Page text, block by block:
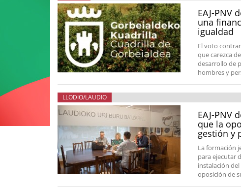
EAJ-PNV
una
igualdad
El voto
que carezca
desarrollo de
hombres y
LLODIO/LAUDIO
EAJ-PNV
que la
gestión y
La formación
para ejecutar
instalación
oposición de